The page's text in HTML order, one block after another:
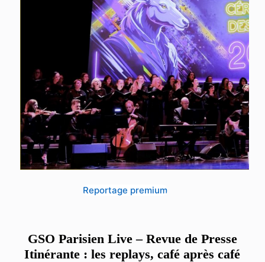
Reportage premium
GSO Parisien Live – Revue de Presse
Itinérante : les replays, café après café